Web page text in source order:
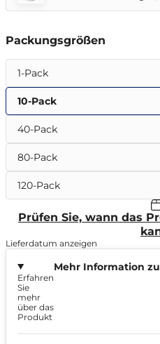
Packungsgrößen
1-Pack
10-Pack
40-Pack
80-Pack
120-Pack
Prüfen Sie, wann das
Lieferdatum anzeigen
Mehr Information
Erfahren
Sie
mehr
über das
Produkt